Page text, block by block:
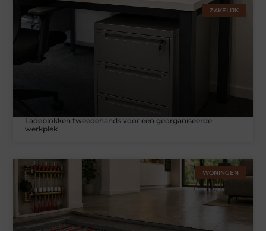
ZAKELIJK
Ladeblokken tweedehands voor een georganiseerde
werkplek
WONINGEN